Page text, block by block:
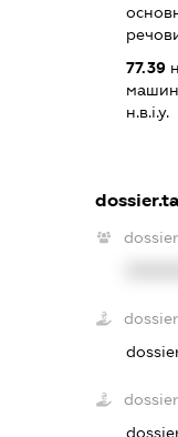
77.39
н.в.і.у.